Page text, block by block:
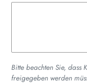
Bitte beachten Sie, dass
freigegeben werden